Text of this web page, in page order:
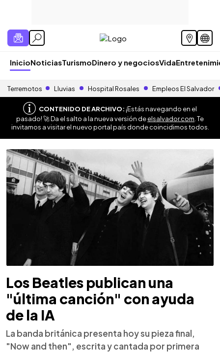
InicioNoticiasTurismoDinero y negociosVida
Terremotos Lluvias Hospital Rosales Empleos El Salvador
CONTENIDO DE ARCHIVO:¡Estás navegando en el
pasado! 🚀 Da el salto a la nueva versión deelsalvador.com . Te
invitamos a visitar el nuevo portal país donde coincidimos todos.
Los Beatles publican una
"última canción" con ayuda
de la IA
La banda británica presenta hoy su pieza final,
"Now and then", escrita y cantada por primera